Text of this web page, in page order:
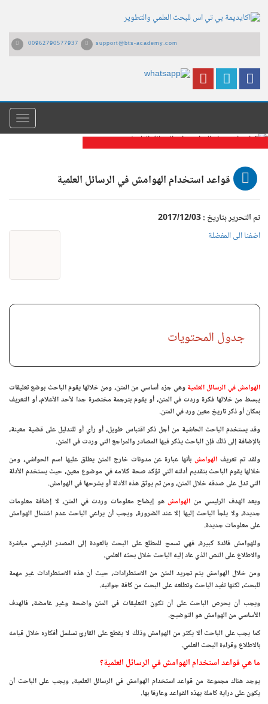
00962790577937 support@bts-academy.com
القائمة
قواعد استخدام الهوامش في الرسائل
العلمية
قواعد استخدام الهوامش في الرسائل العلمية
تم التحرير بتاريخ : 2017/12/03
اضفنا الى المفضلة
جدول المحتويات
الهوامش في الرسائل العلميةوهي جزء أساسي من المتن، ومن خلالها يقوم الباحث بوضع تعليقات
يبسط من خلالها فكرة وردت في المتن، أو يقوم بترجمة مختصرة جدا لأحد الأعلام، أو التعريف
بمكان أو ذكر تاريخ معين ورد في المتن.
وقد يستخدم الباحث الحاشية من أجل ذكر اقتباس طويل، أو رأي أو للتدليل على قضية معينة،
بالإضافة إلى ذلك فإن الباحث يذكر فيها المصادر والمراجع التي وردت في المتن.
ولقد تم تعريف الهوامشبأنها عبارة عن مدونات خارج المتن يطلق عليها اسم الحواشي، ومن
خلالها يقوم الباحث بتقديم أدلته التي تؤكد صحة كلامه في موضوع معين، حيث يستخدم الأدلة
التي تدل على صدقه خلال المتن، ومن ثم يوثق هذه الأدلة أو يشرحها في الهوامش.
ويعد الهدف الرئيسي من الهوامشهو إيضاح معلومات وردت في المتن، لا إضافة معلومات
جديدة، ولا يلجأ الباحث إليها إلا عند الضرورة، ويجب أن يراعي الباحث عدم اشتمال الهوامش
على معلومات جديدة.
وللهوامش فائدة كبيرة، فهي تسمح للمطلع على البحث بالعودة إلى المصدر الرئيسي مباشرة
والاطلاع على النص الذي عاد إليه الباحث خلال بحثه العلمي.
ومن خلال الهوامش يتم تجريد المتن من الاستطرادات، حيث أن هذه الاستطرادات غير مهمة
للبحث، لكنها تفيد الباحث وتطلعه على البحث من كافة جوانبه.
ويجب أن يحرص الباحث على أن تكون التعليقات في المتن واضحة وغير غامضة، فالهدف
الأساسي من الهوامش هو التوضيح.
كما يجب على الباحث ألا يكثر من الهوامش وذلك لا يقطع على القارئ تسلسل أفكاره خلال قيامه
بالاطلاع وقراءة البحث العلمي.
ما هي قواعد استخدام الهوامش في الرسائل العلمية؟
يوجد هناك مجموعة من قواعد استخدام الهوامش في الرسائل العلمية، ويجب على الباحث أن
يكون على دراية كاملة بهذه القواعد وعارفا بها.